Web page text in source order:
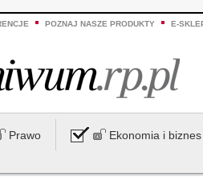
POZNAJ NASZE PRODUKTY E-
Prawo Ekonomia i biznes